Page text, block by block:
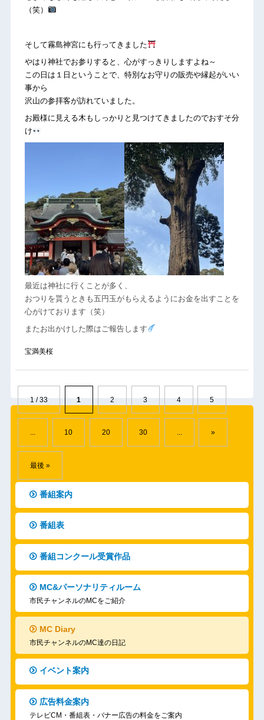
（笑）
そして霧島神宮にも行ってきました
やはり神社でお参りすると、心がすっきりしますよね～
この日は１日ということで、特別なお守りの販売や縁起がいい
事から
沢山の参拝客が訪れていました。
お殿様に見える木もしっかりと見つけてきましたのでおすそ分
け
最近は神社に行くことが多く、
おつりを貰うときも五円玉がもらえるようにお金を出すことを
心がけております（笑）
またお出かけした際はご報告します
宝満美桜
1 / 33 1 2 3 4 5
... 10 20 30 ... »
最後 »
番組案内
番組表
番組コンクール受賞作品
MC&パーソナリティルーム
市民チャンネルのMCをご紹介
MC Diary
市民チャンネルのMC達の日記
イベント案内
広告料金案内
テレビCM・番組表・バナー広告の料金をご案内